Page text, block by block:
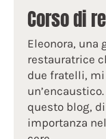
Corso di
Eleonora, una
restauratrice
due fratelli, mi
questo blog,
importanza